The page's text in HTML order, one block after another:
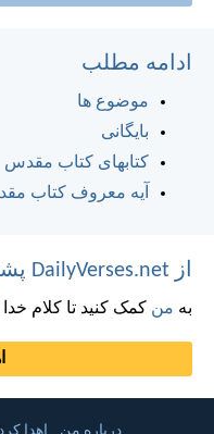
ادامه مطلب
موضوع ها
بایگانی
کتابهای کتاب مقدس
آیه معروف کتاب
از DailyVerses.net پشتیبانی کنید
به من کمک کنید تا کلام